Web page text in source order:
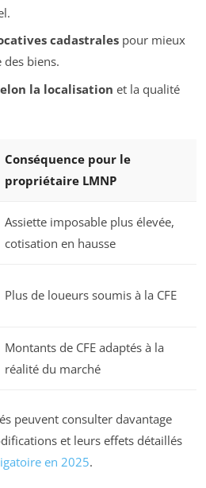
cadastralespour mieux
biens.
la localisation et la qualité
Conséquence pour le
propriétaire LMNP
Assiette imposable plus élevée,
cotisation en hausse
Plus de loueurs soumis à la CFE
Montants de CFE adaptés à la
réalité du marché
peuvent consulter davantage
et leurs effets détaillés
en 2025.